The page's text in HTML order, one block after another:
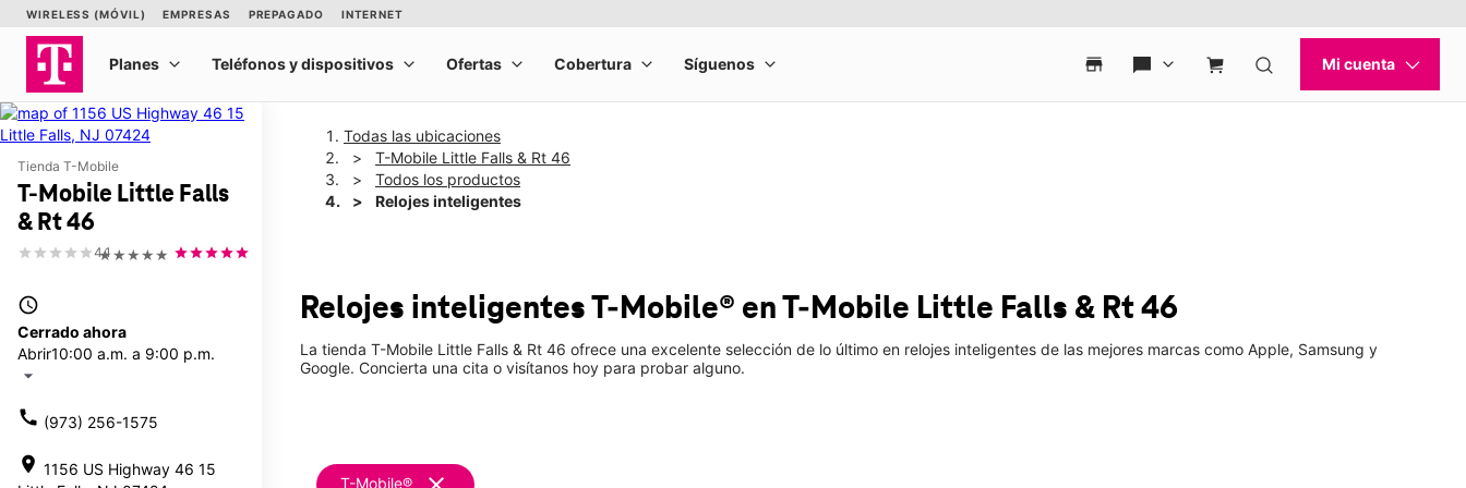
Tienda T-Mobile
T-Mobile Little Falls
& Rt 46
★★★★★
4.1
access_time
Cerrado ahora
Abrir10:00 a.m. a 9:00 p.m.
arrow_drop_down
call (973) 256-1575
location_on 1156 US Highway 46 15
Todas las ubicaciones
T-Mobile Little Falls & Rt 46
Todos los productos
Relojes inteligentes
Relojes inteligentes T-Mobile® en T-Mobile Little Falls & Rt 46
La tienda T-Mobile Little Falls & Rt 46 ofrece una excelente selección de lo último en relojes inteligentes de las mejores marcas como Apple, Samsung y
Google. Concierta una cita o visítanos hoy para probar alguno.
T-Mobile®